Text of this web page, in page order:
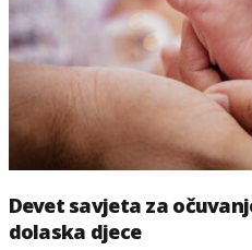
Devet savjeta za
dolaska djece